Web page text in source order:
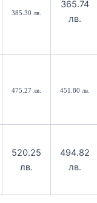
385.30 лв.
365.74
лв.
475.27 лв. 451.80 лв.
520.25
лв.
494.82
лв.